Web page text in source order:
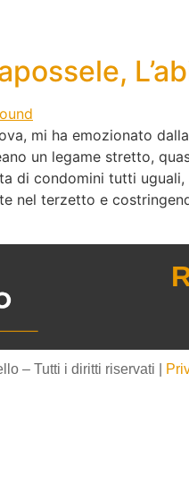
mi ha emozionato
un legame stretto,
di condomini tutti
nel terzetto e
– Tutti i diritti riservati |